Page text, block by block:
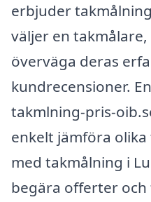
erbjuder
väljer en
överväga deras
kundrecensioner.
takmlning-pris-
enkelt jämföra
med takmålning i
begära offerter och